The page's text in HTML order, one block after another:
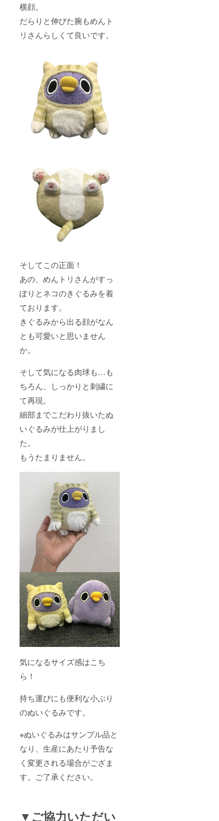
横顔。
だらりと伸びた腕もめんト
リさんらしくて良いです。
そしてこの正面！
あの、めんトリさんがすっ
ぽりとネコのきぐるみを着
ております。
きぐるみから出る顔がなん
とも可愛いと思いません
か。
そして気になる肉球も…も
ちろん、しっかりと刺繍に
て再現。
細部までこだわり抜いたぬ
いぐるみが仕上がりまし
た。
もうたまりません。
気になるサイズ感はこち
ら！
持ち運びにも便利な小ぶり
のぬいぐるみです。
※ぬいぐるみはサンプル品と
なり、生産にあたり予告な
く変更される場合がござま
す。ご了承ください。
▼ご協力いただい